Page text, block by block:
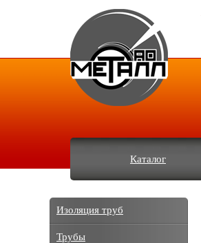
Каталог
Изоляция труб
Трубы